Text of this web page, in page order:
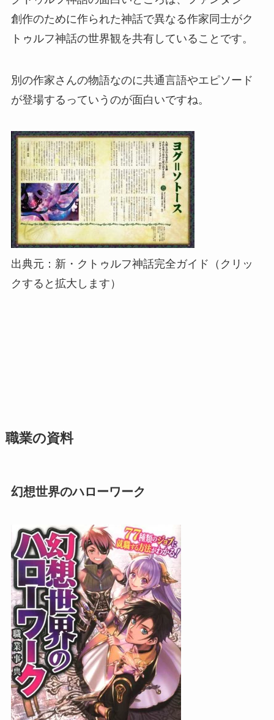
創作のために作られた神話で異なる作家同士がク
トゥルフ神話の世界観を共有していることです。
別の作家さんの物語なのに共通言語やエピソード
が登場するっていうのが面白いですね。
出典元：新・クトゥルフ神話完全ガイド（クリッ
クすると拡大します）
職業の資料
幻想世界のハローワーク